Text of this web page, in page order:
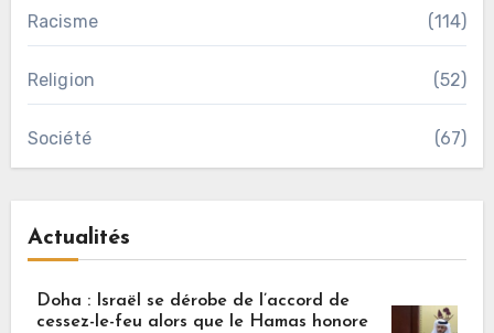
Racisme (114)
Religion (52)
Société (67)
Actualités
Doha : Israël se dérobe de l’accord de
cessez-le-feu alors que le Hamas honore